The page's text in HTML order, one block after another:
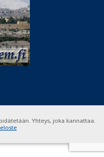
Yhteys, joka kannattaa.